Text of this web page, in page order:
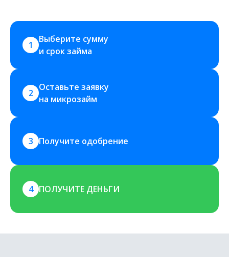
1
Выберите сумму
и срок займа
2
Оставьте заявку
на микрозайм
3 Получите одобрение
4 ПОЛУЧИТЕ ДЕНЬГИ